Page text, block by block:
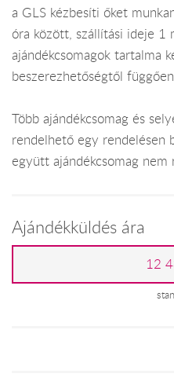
a GLS kézbesíti őket
óra között, szállítási ideje 1
ajándékcsomagok tartalma
beszerezhetőségtől
Több ajándékcsomag és
rendelhető egy rendelésen
együtt ajándékcsomag nem
Ajándékküldés ára
12